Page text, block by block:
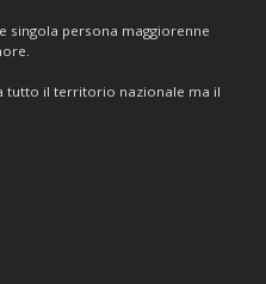
singola persona maggiorenne
tutto il territorio nazionale ma il